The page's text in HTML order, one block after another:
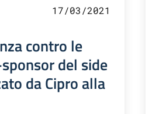
17/03/2021
contro le
del side
da Cipro alla